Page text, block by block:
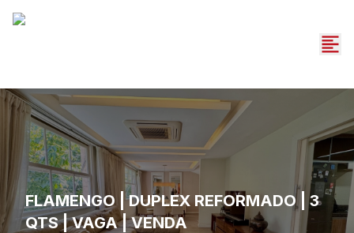
FLAMENGO | DUPLEX REFORMADO | 3
QTS | VAGA | VENDA